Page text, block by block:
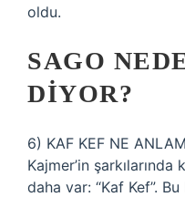
oldu.
SAGO
DIYOR?
6) KAF KEF NE
Kajmer’in
daha var: “Kaf Kef”.